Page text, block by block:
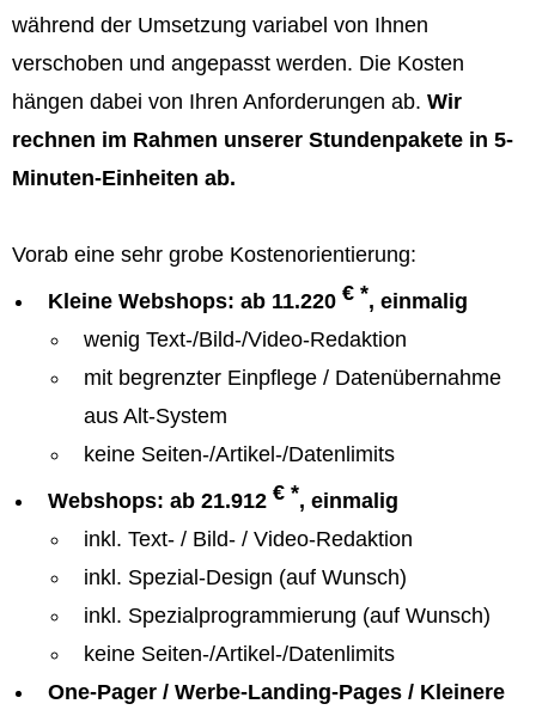
während der Umsetzung variabel von Ihnen
verschoben und angepasst werden. Die Kosten
hängen dabei von Ihren Anforderungen ab. Wir
rechnen im Rahmen unserer Stundenpakete in 5-
Minuten-Einheiten ab.
Vorab eine sehr grobe Kostenorientierung:
Kleine Webshops: ab 11.220 € *, einmalig
wenig Text-/Bild-/Video-Redaktion
mit begrenzter Einpflege / Datenübernahme
aus Alt-System
keine Seiten-/Artikel-/Datenlimits
Webshops: ab 21.912 € *, einmalig
inkl. Text- / Bild- / Video-Redaktion
inkl. Spezial-Design (auf Wunsch)
inkl. Spezialprogrammierung (auf Wunsch)
keine Seiten-/Artikel-/Datenlimits
One-Pager / Werbe-Landing-Pages / Kleinere